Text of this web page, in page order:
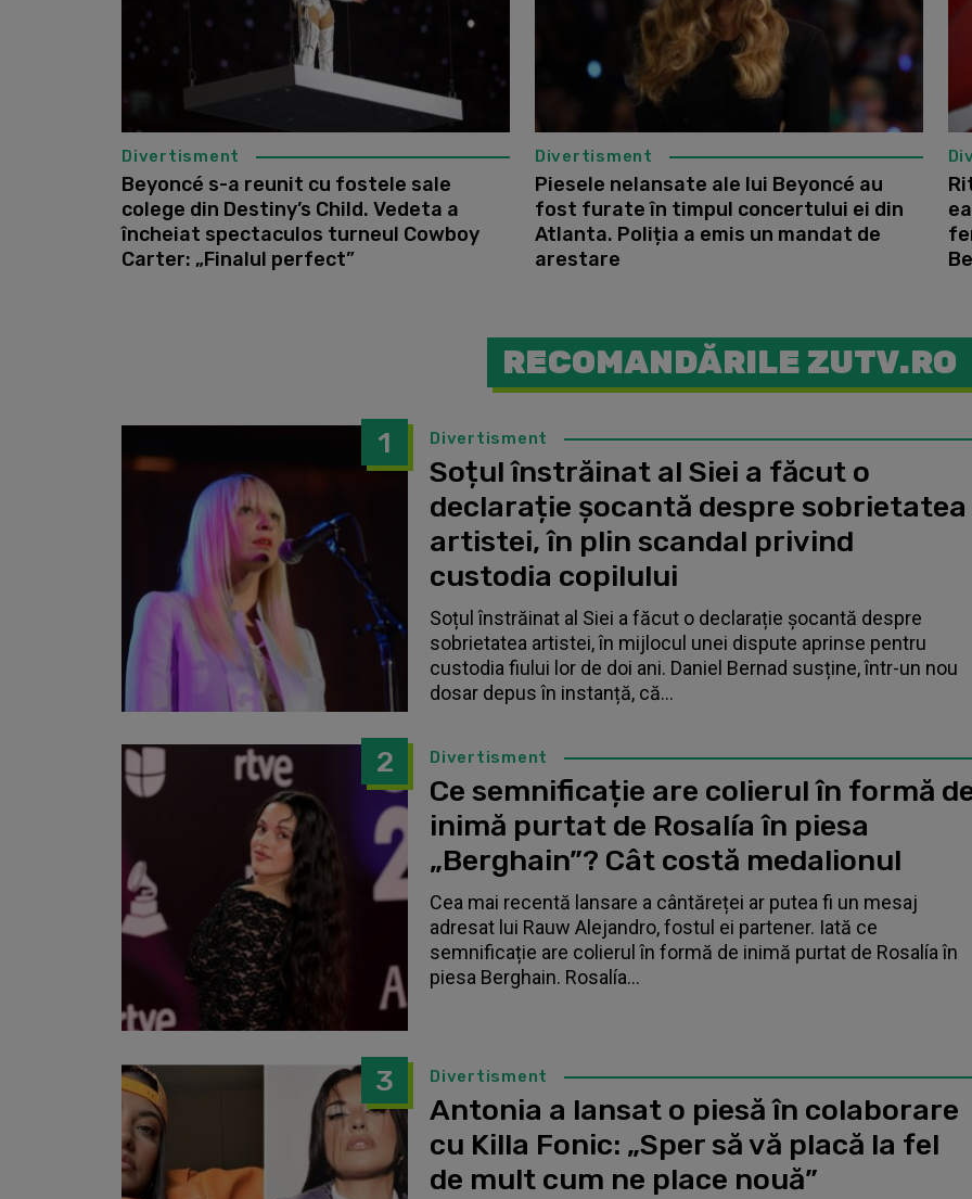
Divertisment
Beyoncé s-a reunit cu fostele sale
colege din Destiny’s Child. Vedeta a
încheiat spectaculos turneul Cowboy
Carter: „Finalul perfect”
Divertisment
Piesele nelansate ale lui Beyoncé au
fost furate în timpul concertului ei din
Atlanta. Poliția a emis un mandat de
arestare
RECOMANDĂRILE ZUTV.RO
1 Divertisment
Soțul înstrăinat al Siei a făcut o
declarație șocantă despre sobrietatea
artistei, în plin scandal privind
custodia copilului
Soțul înstrăinat al Siei a făcut o declarație șocantă despre
sobrietatea artistei, în mijlocul unei dispute aprinse pentru
custodia fiului lor de doi ani. Daniel Bernad susține, într-un nou
dosar depus în instanță, că...
2 Divertisment
Ce semnificație are colierul în formă
inimă purtat de Rosalía în piesa
„Berghain”? Cât costă medalionul
Cea mai recentă lansare a cântăreței ar putea fi un mesaj
adresat lui Rauw Alejandro, fostul ei partener. Iată ce
semnificație are colierul în formă de inimă purtat de Rosalía în
piesa Berghain. Rosalía...
3 Divertisment
Antonia a lansat o piesă în colaborare
cu Killa Fonic: „Sper să vă placă la fel
de mult cum ne place nouă”